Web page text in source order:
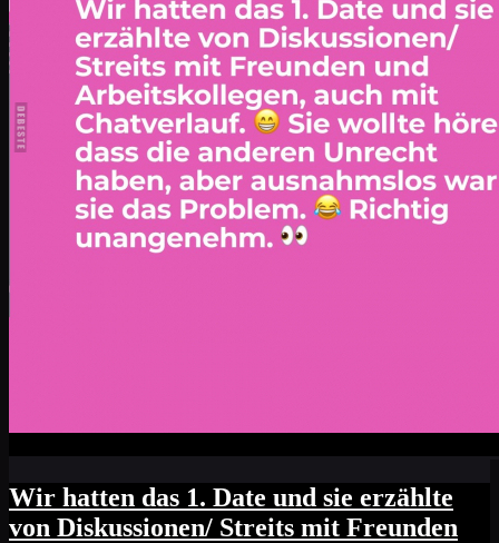
Wir hatten das 1. Date und sie erzählte
von Diskussionen/ Streits mit Freunden